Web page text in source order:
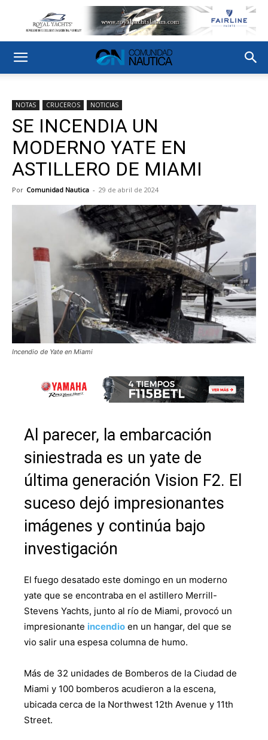
NOTAS CRUCEROS NOTICIAS
SE INCENDIA UN
MODERNO YATE EN
ASTILLERO DE MIAMI
Por Comunidad Nautica - 29 de abril de 2024
Incendio de Yate en Miami
Al parecer, la embarcación
siniestrada es un yate de
última generación Vision F2. El
suceso dejó impresionantes
imágenes y continúa bajo
investigación
El fuego desatado este domingo en un moderno
yate que se encontraba en el astillero Merrill-
Stevens Yachts, junto al río de Miami, provocó un
impresionante incendio en un hangar, del que se
vio salir una espesa columna de humo.
Más de 32 unidades de Bomberos de la Ciudad de
Miami y 100 bomberos acudieron a la escena,
ubicada cerca de la Northwest 12th Avenue y 11th
Street.